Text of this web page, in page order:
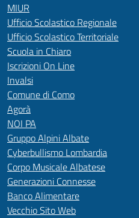
MIUR
Ufficio Scolastico Regionale
Ufficio Scolastico Territoriale
Scuola in Chiaro
Iscrizioni On Line
Invalsi
Comune di Como
Agorà
NOI PA
Gruppo Alpini Albate
Cyberbullismo Lombardia
Corpo Musicale Albatese
Generazioni Connesse
Banco Alimentare
Vecchio Sito Web